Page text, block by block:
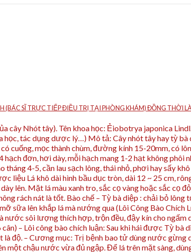
(BÁC SĨ TRỰC TIẾP ĐIỀU TRỊ TẠI PHÒNG KHÁM) ĐỒNG THỜI
cây Nhót tây). Tên khoa học: Ẻiobotrya japonica
học, tác dụng dược lý…) Mô tả: Cây nhót tây hay tỳ
cuống, mọc thành chùm, đường kính 15-20mm, có
đơn, hơi dày, mỗi hạch mang 1-2 hạt không phôi
4-5, cần lau sạch lông, thái nhỏ, phơi hay sấy
Lá khô dài hình bầu dục tròn, dài 12 ~ 25 cm,
lên. Mặt lá màu xanh tro, sắc cọ vàng hoặc sắc cọ
rách nát là tốt. Bào chế – Tỳ bà diệp : chải bỏ
sữa lên khắp lá mà nướng qua (Lôi Công Bào Chích
sôi lượng thích hợp, trộn đều, đậy kín cho ngấm
– Lôi công bào chích luận: Sau khi hái được Tỳ bà
độ. – Cương mục: Trị bệnh bao tử dùng nước
chậu nước vừa đủ ngập. Để lá trên mặt sàng,